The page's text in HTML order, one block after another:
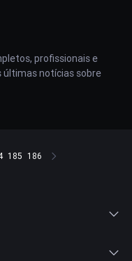
profissionais e
últimas notícias sobre
185 186